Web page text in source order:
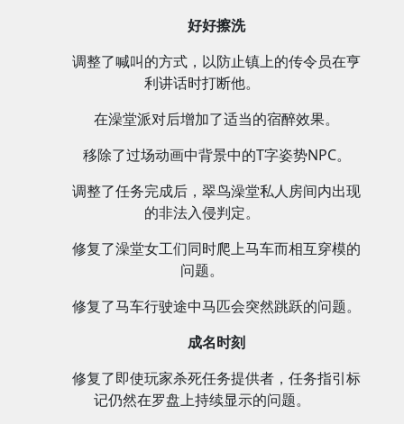
好好擦洗
调整了喊叫的方式，以防止镇上的传令员在亨
利讲话时打断他。
在澡堂派对后增加了适当的宿醉效果。
移除了过场动画中背景中的T字姿势NPC。
调整了任务完成后，翠鸟澡堂私人房间内出现
的非法入侵判定。
修复了澡堂女工们同时爬上马车而相互穿模的
问题。
修复了马车行驶途中马匹会突然跳跃的问题。
成名时刻
修复了即使玩家杀死任务提供者，任务指引标
记仍然在罗盘上持续显示的问题。